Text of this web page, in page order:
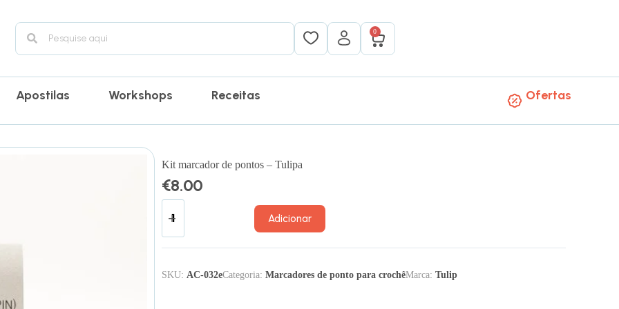
0
Apostilas Workshops Receitas Ofertas
Kit marcador de pontos – Tulipa
€8.00
Adicionar
SKU: AC-032eCategoria: Marcadores de ponto para crochêMarca: Tulip